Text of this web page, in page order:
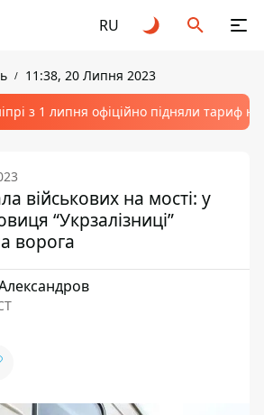
RU
11:38, 20 Липня 2023
з 1 липня офіційно підняли тариф
військових на мості: у
“Укрзалізниці”
ворога